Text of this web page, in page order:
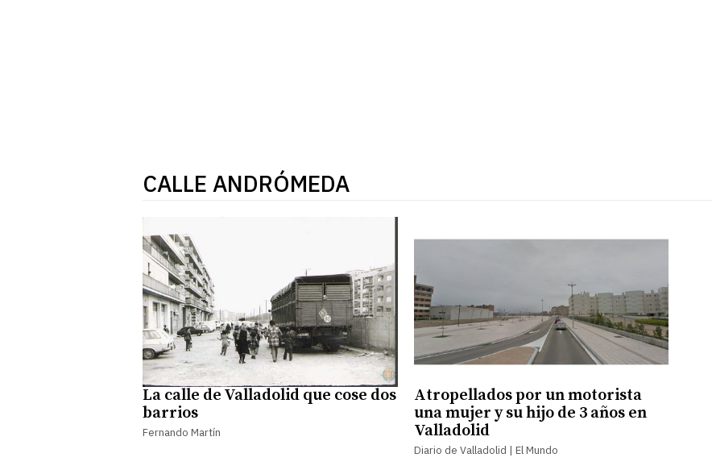
CALLE ANDRÓMEDA
La calle de Valladolid que cose dos
barrios
Fernando Martín
Atropellados por un motorista
una mujer y su hijo de 3 años en
Valladolid
Diario de Valladolid | El Mundo